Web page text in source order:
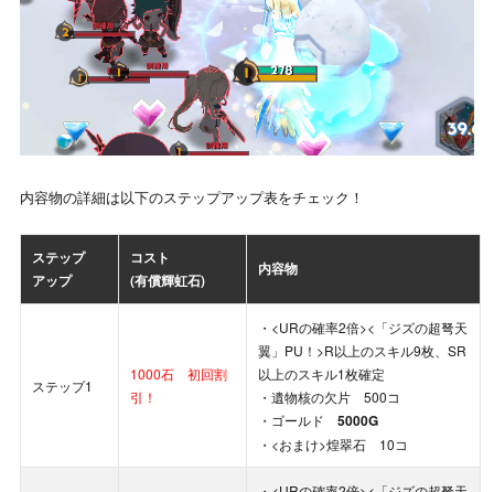
内容物の詳細は以下のステップアップ表をチェック！
ステップ
アップ
コスト
(有償輝虹石)
内容物
ステップ1
1000石 初回割
引！
・<URの確率2倍><「ジズの超弩天
翼」PU！>R以上のスキル9枚、SR
以上のスキル1枚確定
・遺物核の欠片 500コ
・ゴールド 5000G
・<おまけ>煌翠石 10コ